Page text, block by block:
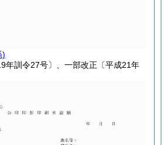
)
年訓令27号〕、一部改正〔平成21年